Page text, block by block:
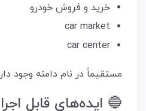
خرید و فروش خودرو
car market
car center
مستقیماً در نام دامنه وجود
🔵 ایده‌های قابل